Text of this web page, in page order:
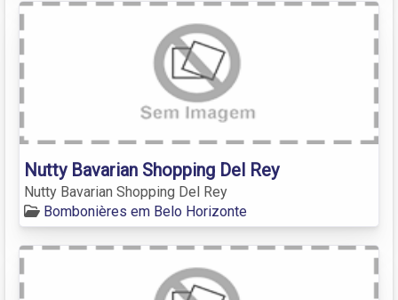
Nutty Bavarian Shopping Del Rey
Nutty Bavarian Shopping Del Rey
Bombonières em Belo Horizonte